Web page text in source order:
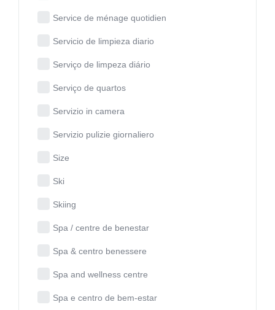
Service de ménage quotidien
Servicio de limpieza diario
Serviço de limpeza diário
Serviço de quartos
Servizio in camera
Servizio pulizie giornaliero
Size
Ski
Skiing
Spa / centre de benestar
Spa & centro benessere
Spa and wellness centre
Spa e centro de bem-estar